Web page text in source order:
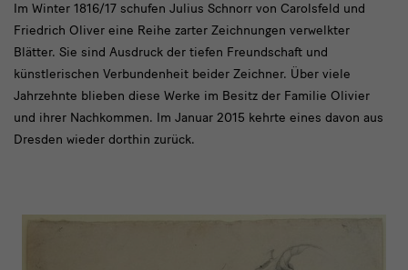
Im
Winter
1816/17
schufen
Im Winter 1816/17 schufen Julius Schnorr von Carolsfeld und
Friedrich Oliver eine Reihe zarter Zeichnungen verwelkter
Blätter. Sie sind Ausdruck der tiefen Freundschaft und
künstlerischen Verbundenheit beider Zeichner. Über viele
Jahrzehnte blieben diese Werke im Besitz der Familie Olivier
und ihrer Nachkommen. Im Januar 2015 kehrte eines davon aus
Dresden wieder dorthin zurück.
Bild